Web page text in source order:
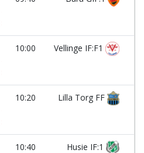
10:00 Vellinge IF:F1
10:20 Lilla Torg FF
10:40 Husie IF:1